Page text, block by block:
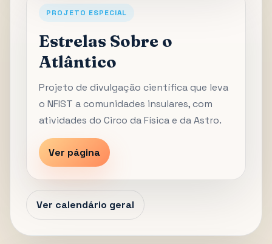
PROJETO ESPECIAL
Estrelas Sobre o
Atlântico
Projeto de divulgação científica que leva
o NFIST a comunidades insulares, com
atividades do Circo da Física e da Astro.
Ver página
Ver calendário geral